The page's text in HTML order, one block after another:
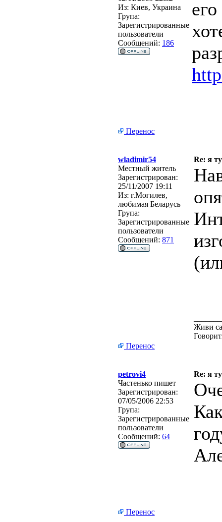
Из: Киев, Украина
Група:
Зарегистрированные
пользователи
Сообщений: 186
Перенос
wladimir54
Re: я
Местный житель
Зарегистрирован:
25/11/2007 19:11
Из: г.Могилев,
любимая Беларусь
Група:
Зарегистрированные
пользователи
Сообщений: 871
Живи
Перенос
petrovi4
Re: я
Частенько пишет
Зарегистрирован:
07/05/2006 22:53
Група:
Зарегистрированные
пользователи
Сообщений: 64
Перенос